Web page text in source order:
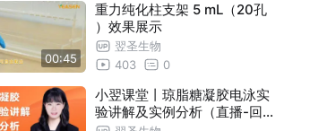
00:45
重力纯化柱支架 5 mL（20孔
）效果展示
翌圣生物
403
0
小翌课堂丨琼脂糖凝胶电泳实
验讲解及实例分析（直播-回